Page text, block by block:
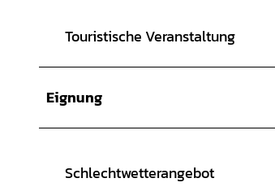
Touristische Veranstaltung
Eignung
Schlechtwetterangebot